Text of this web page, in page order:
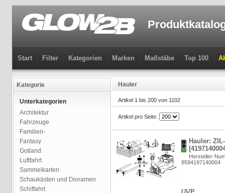
Start Filter Kategorien Marken Maßstäbe Top 100
Kategorie
Unterkategorien
Architektur
Fahrzeuge
Familien-
Fantasy
Gotland
Luftfahrt
Sammelkarten
Schaukästen und Dioramen
Schiffahrt
Hauler
Artikel 1 bis 200 von 1102
Artikel pro Seite:
Hauler:
Hersteller-
8594197140004